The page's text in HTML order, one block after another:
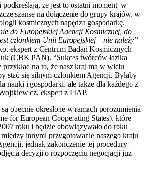
podkreślają, że jest to ostatni moment, w
szanse na dołączenie do grupy krajów, w
kosmicznych napędza gospodarkę.
do Europejskiej Agencji Kosmicznej, do
członkiem Unii Europejskiej – nie należy”
ekspert z Centrum Badań Kosmicznych
(CBK PAN). “Sukces twórców łazika
na to, że nasz kraj ma w wielu
stać się silnym członkiem Agencji. Byłaby
nauki i gospodarki, ale także dla każdego z
ekspert z PIAP.
obecnie określone w ramach porozumienia
for European Cooperating States), które
roku i będzie obowiązywało do roku
między innymi przygotowanie naszego kraju
jednak zakończenie tej procedury
decyzji o rozpoczęciu negocjacji już